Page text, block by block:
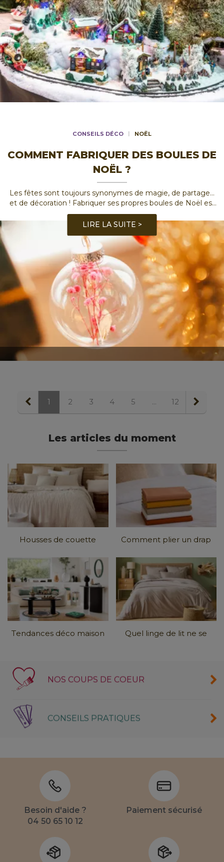
CONSEILS DÉCO NOËL
COMMENT FABRIQUER DES BOULES DE
NOËL ?
Les fêtes sont toujours synonymes de magie, de partage…
et de décoration ! Fabriquer ses propres boules de Noël est
une activité à la fois créative, ludique et pleine de sens. On
vous montre comment créer des boules de Noël...
LIRE LA SUITE >
1 2 3 4 5 ... 12
Les articles du moment
Housses de couette
couleurs et
Comment plier un drap
conseils en images
Tendances déco maison
Quel linge de lit ne se
NOS COUPS DE COEUR
CONSEILS PRATIQUES
Besoin d'aide ?
04 50 65 10 12
Paiement sécurisé